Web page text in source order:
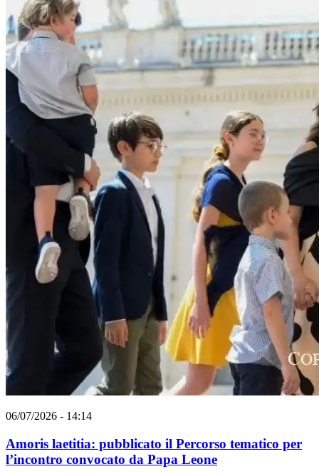
06/07/2026 - 14:14
Amoris laetitia: pubblicato il Percorso tematico per
l’incontro convocato da Papa Leone